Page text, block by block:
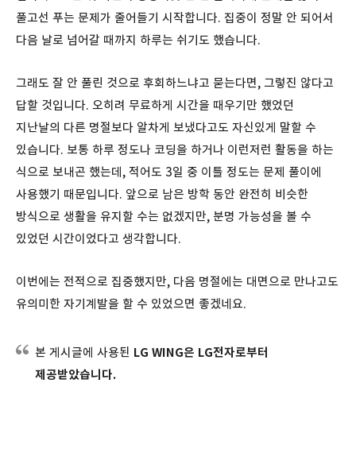
풀고선 푸는 문제가 줄어들기 시작합니다. 집중이 정말 안 되어서
다음 날로 넘어갈 때까지 하루는 쉬기도 했습니다.
그래도 잘 안 풀린 것으로 후회하느냐고 묻는다면, 그렇진 않다고
답할 것입니다. 오히려 무료하게 시간을 때우기만 했었던
지난날의 다른 명절보다 알차게 보냈다고도 자신있게 말할 수
있습니다. 보통 하루 정도나 코딩을 하거나 이런저런 활동을 하는
식으로 보내곤 했는데, 적어도 3일 중 이틀 정도는 문제 풀이에
사용했기 때문입니다. 앞으로 남은 방학 동안 완전히 비슷한
방식으로 생활을 유지할 수는 없겠지만, 분명 가능성을 볼 수
있었던 시간이었다고 생각합니다.
이번에는 전적으로 집중했지만, 다음 명절에는 대면으로 만나고도
유의미한 자기계발을 할 수 있었으면 좋겠네요.
본 게시글에 사용된 LG WING은 LG전자로부터
제공받았습니다.